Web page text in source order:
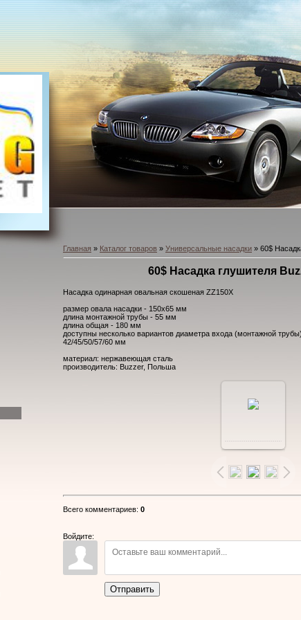
Главная » Каталог товаров » Универсальные насадки » 60$
60$ Насадка глушителя
Насадка одинарная овальная скошеная ZZ150X
размер овала насадки - 150x65 мм
длина монтажной трубы - 55 мм
длина общая - 180 мм
доступны несколько вариантов диаметра входа (монтажной
42/45/50/57/60 мм
материал: нержавеющая сталь
производитель: Buzzer, Польша
размере
Всего комментариев: 0
Войдите:
Отправить